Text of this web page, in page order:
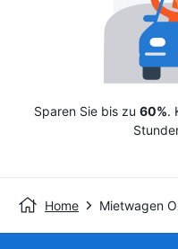
Sparen Sie bis zu 60%.
Home Mietwagen